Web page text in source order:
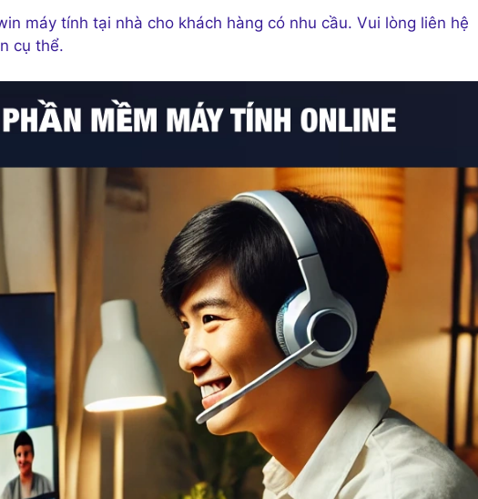
máy tính tại nhà cho khách hàng có nhu cầu. Vui lòng liên hệ
cụ thể.